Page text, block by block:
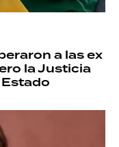
a las ex
la Justicia